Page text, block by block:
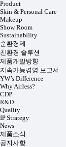
Product
Skin & Personal Care
Makeup
Show Room
Sustainability
순환경제
친환경 솔루션
제품개발방향
지속가능경영 보고서
YW’s Difference
Why Airless?
CDP
R&D
Quality
IP Strategy
News
제품소식
공지사항